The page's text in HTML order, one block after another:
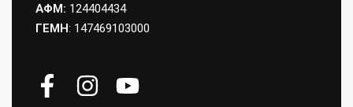
ΑΦΜ: 124404434
ΓΕΜΗ: 147469103000